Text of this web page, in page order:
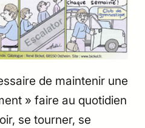
de maintenir une
» faire au quotidien
se tourner, se